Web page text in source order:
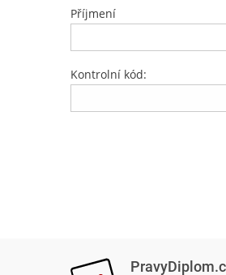
Příjmení
Kontrolní kód: